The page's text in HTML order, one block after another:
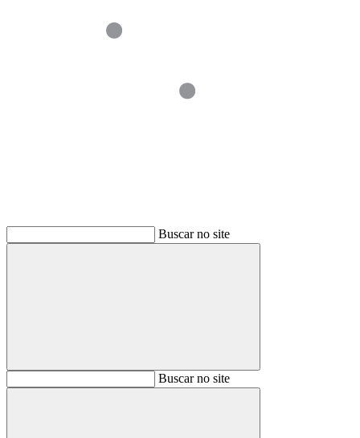
Buscar no site
BuscarBuscar no site